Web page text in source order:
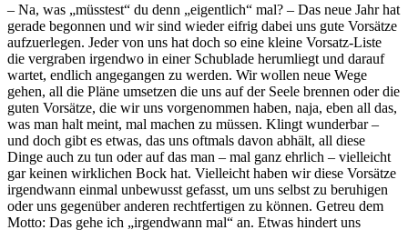
– Na, was „müsstest“ du denn „eigentlich“ mal? – Das neue Jahr hat
gerade begonnen und wir sind wieder eifrig dabei uns gute Vorsätze
aufzuerlegen. Jeder von uns hat doch so eine kleine Vorsatz-Liste
die vergraben irgendwo in einer Schublade herumliegt und darauf
wartet, endlich angegangen zu werden. Wir wollen neue Wege
gehen, all die Pläne umsetzen die uns auf der Seele brennen oder die
guten Vorsätze, die wir uns vorgenommen haben, naja, eben all das,
was man halt meint, mal machen zu müssen. Klingt wunderbar –
und doch gibt es etwas, das uns oftmals davon abhält, all diese
Dinge auch zu tun oder auf das man – mal ganz ehrlich – vielleicht
gar keinen wirklichen Bock hat. Vielleicht haben wir diese Vorsätze
irgendwann einmal unbewusst gefasst, um uns selbst zu beruhigen
oder uns gegenüber anderen rechtfertigen zu können. Getreu dem
Motto: Das gehe ich „irgendwann mal“ an. Etwas hindert uns